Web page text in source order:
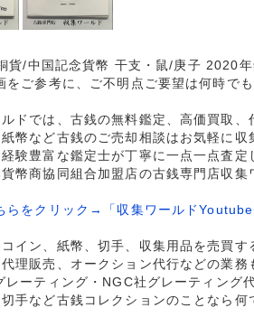
貨/中国記念貨幣 干支・鼠/庚子 2020年
ご参考に、ご不明点ご要望は何時で
ドでは、古銭の無料鑑定、高価買取、
幣など古銭のご売却相談はお気軽に収
験豊富な鑑定士が丁寧に一点一点査定
幣商協同組合加盟店の古銭専門店収集
らをクリック→「収集ワールド
イン、紙幣、切手、収集用品を売買す
理販売、オークション代行などの業務
ーティング・NGC社グレーティング
手など古銭コレクションのことなら何